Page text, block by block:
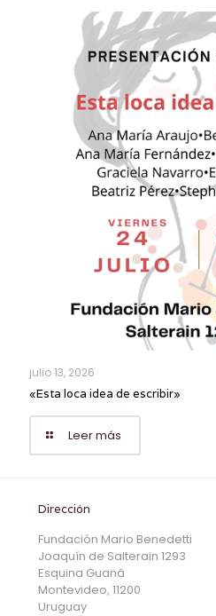
julio 13, 2026
«Esta loca idea de escribir»
Leer más
Dirección
Fundación Mario Benedetti
Joaquín de Salterain 1293
Esquina Guaná
Montevideo, 11200
Uruguay